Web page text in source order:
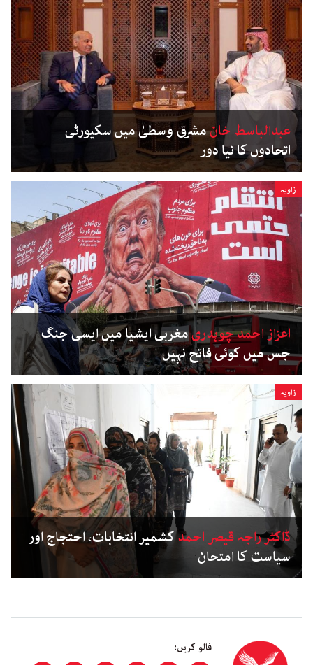
عبدالباسط خانمشرق وسطیٰ میں سکیورٹی
اتحادوں کا نیا دور
زاویہ
اعزاز احمد چوہدریمغربی ایشیا میں ایسی جنگ
جس میں کوئی فاتح نہیں
زاویہ
ڈاکٹر راجہ قیصر احمدکشمیر انتخابات، احتجاج اور
سیاست کا امتحان
فالو کریں: